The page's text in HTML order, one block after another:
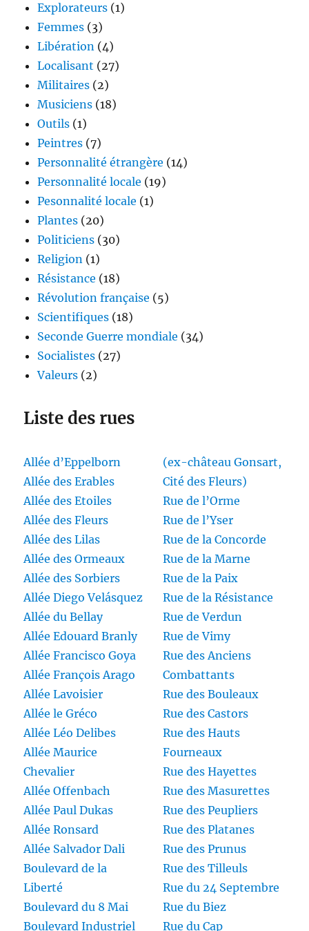
Explorateurs (1)
Femmes (3)
Libération (4)
Localisant (27)
Militaires (2)
Musiciens (18)
Outils (1)
Peintres (7)
Personnalité étrangère (14)
Personnalité locale (19)
Pesonnalité locale (1)
Plantes (20)
Politiciens (30)
Religion (1)
Résistance (18)
Révolution française (5)
Scientifiques (18)
Seconde Guerre mondiale (34)
Socialistes (27)
Valeurs (2)
Liste des rues
Allée d’Eppelborn
Allée des Erables
Allée des Etoiles
Allée des Fleurs
Allée des Lilas
Allée des Ormeaux
Allée des Sorbiers
Allée Diego Velásquez
Allée du Bellay
Allée Edouard Branly
Allée Francisco Goya
Allée François Arago
Allée Lavoisier
Allée le Gréco
Allée Léo Delibes
Allée Maurice
Chevalier
Allée Offenbach
Allée Paul Dukas
Allée Ronsard
Allée Salvador Dali
Boulevard de la
Liberté
Boulevard du 8 Mai
Boulevard Industriel
(ex-château Gonsart,
Cité des Fleurs)
Rue de l’Orme
Rue de l’Yser
Rue de la Concorde
Rue de la Marne
Rue de la Paix
Rue de la Résistance
Rue de Verdun
Rue de Vimy
Rue des Anciens
Combattants
Rue des Bouleaux
Rue des Castors
Rue des Hauts
Fourneaux
Rue des Hayettes
Rue des Masurettes
Rue des Peupliers
Rue des Platanes
Rue des Prunus
Rue des Tilleuls
Rue du 24 Septembre
Rue du Biez
Rue du Cap